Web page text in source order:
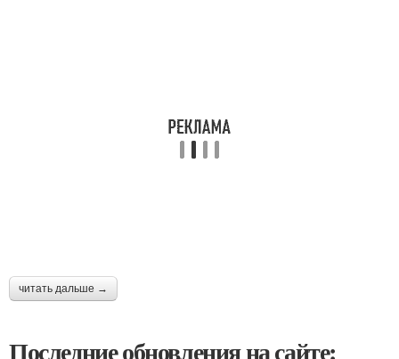
читать дальше →
Последние обновления на сайте: